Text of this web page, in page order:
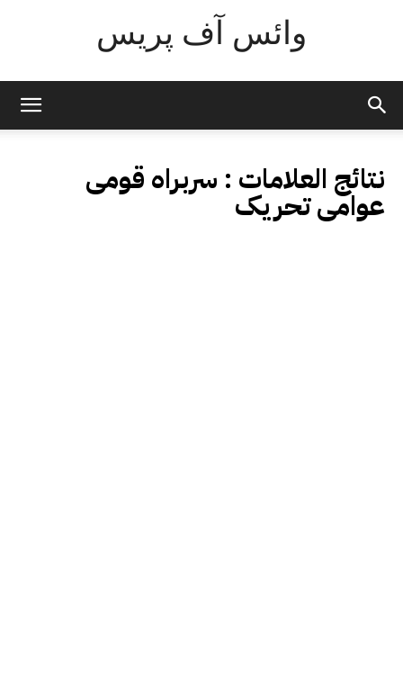
وائس آف پریس
نتائج العلامات : سربراہ قومی
عوامی تحریک